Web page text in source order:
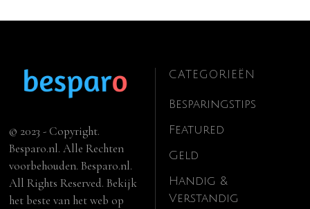
© 2023 - Copyright.
Besparo.nl. Alle Rechten
voorbehouden. Besparo.nl.
All Rights Reserved. Bekijk
het beste van het web op
CATEGORIEËN
Besparingstips
Featured
Geld
Handig &
Verstandig